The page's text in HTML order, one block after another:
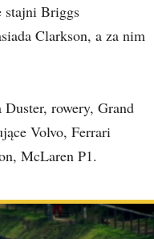
stajni Briggs
Clarkson, a za nim
rowery, Grand
Volvo, Ferrari
McLaren P1.